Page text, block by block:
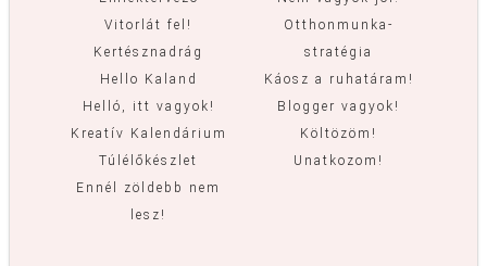
Vitorlát fel!
Kertésznadrág
Hello Kaland
Helló, itt vagyok!
Kreatív Kalendárium
Túlélőkészlet
Ennél zöldebb nem
lesz!
Otthonmunka-
stratégia
Káosz a ruhatáram!
Blogger vagyok!
Költözöm!
Unatkozom!